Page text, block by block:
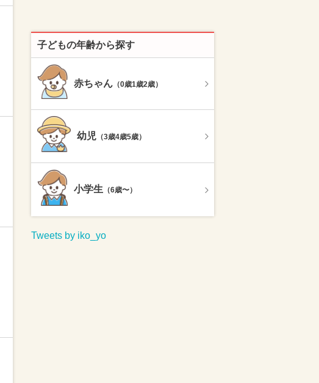
子どもの年齢から探す
赤ちゃん （0歳1歳2歳）
幼児 （3歳4歳5歳）
小学生 （6歳〜）
Tweets by iko_yo